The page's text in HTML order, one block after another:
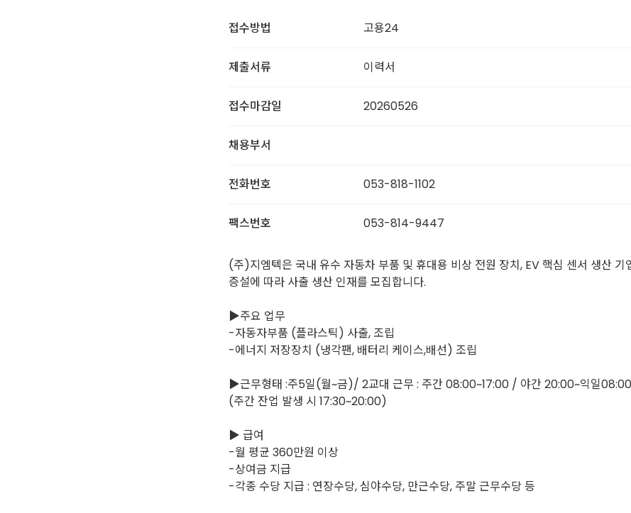
접수방법 고용24
제출서류 이력서
접수마감일 20260526
채용부서
전화번호 053-818-1102
팩스번호 053-814-9447
(주)지엠텍은 국내 유수 자동차 부품 및 휴대용 비상 전원 장치, EV 핵심 센서 생산 기
증설에 따라 사출 생산 인재를 모집합니다.
▶주요 업무
-자동자부품 (플라스틱) 사출, 조립
-에너지 저장장치 (냉각팬, 배터리 케이스,배선) 조립
▶근무형태 :주5일(월~금)/ 2교대 근무 : 주간 08:00~17:00 / 야간 20:00~익일08:00
(주간 잔업 발생 시 17:30~20:00)
▶ 급여
-월 평균 360만원 이상
-상여금 지급
-각종 수당 지급 : 연장수당, 심야수당, 만근수당, 주말 근무수당 등